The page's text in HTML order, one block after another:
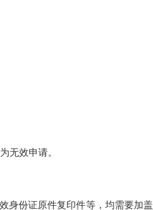
无效申请。
身份证原件复印件等，均需要加盖